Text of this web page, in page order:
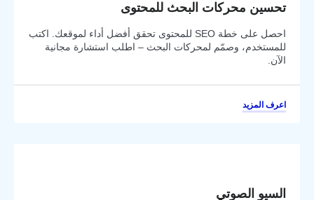
تحسين محركات البحث للمحتوى
احصل على خطة SEO للمحتوى تحقق أفضل أداء لموقعك. اكتب
للمستخدم، وصمّم لمحركات البحث – اطلب استشارة مجانية
الآن.
اعرف المزيد
السيو الصوتي